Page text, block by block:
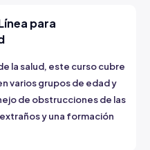
para
la salud, este curso cubre
varios grupos de edad y
de obstrucciones de las
y una formación